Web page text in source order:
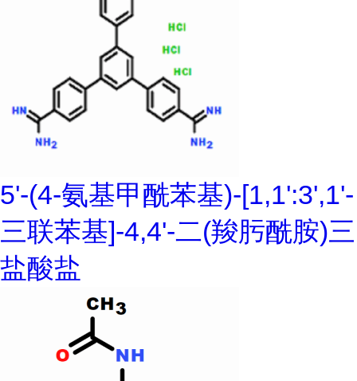
5'-(4-氨基甲酰苯基)-[1,1':3',1'-
三联苯基]-4,4'-二(羧肟酰胺)三
盐酸盐